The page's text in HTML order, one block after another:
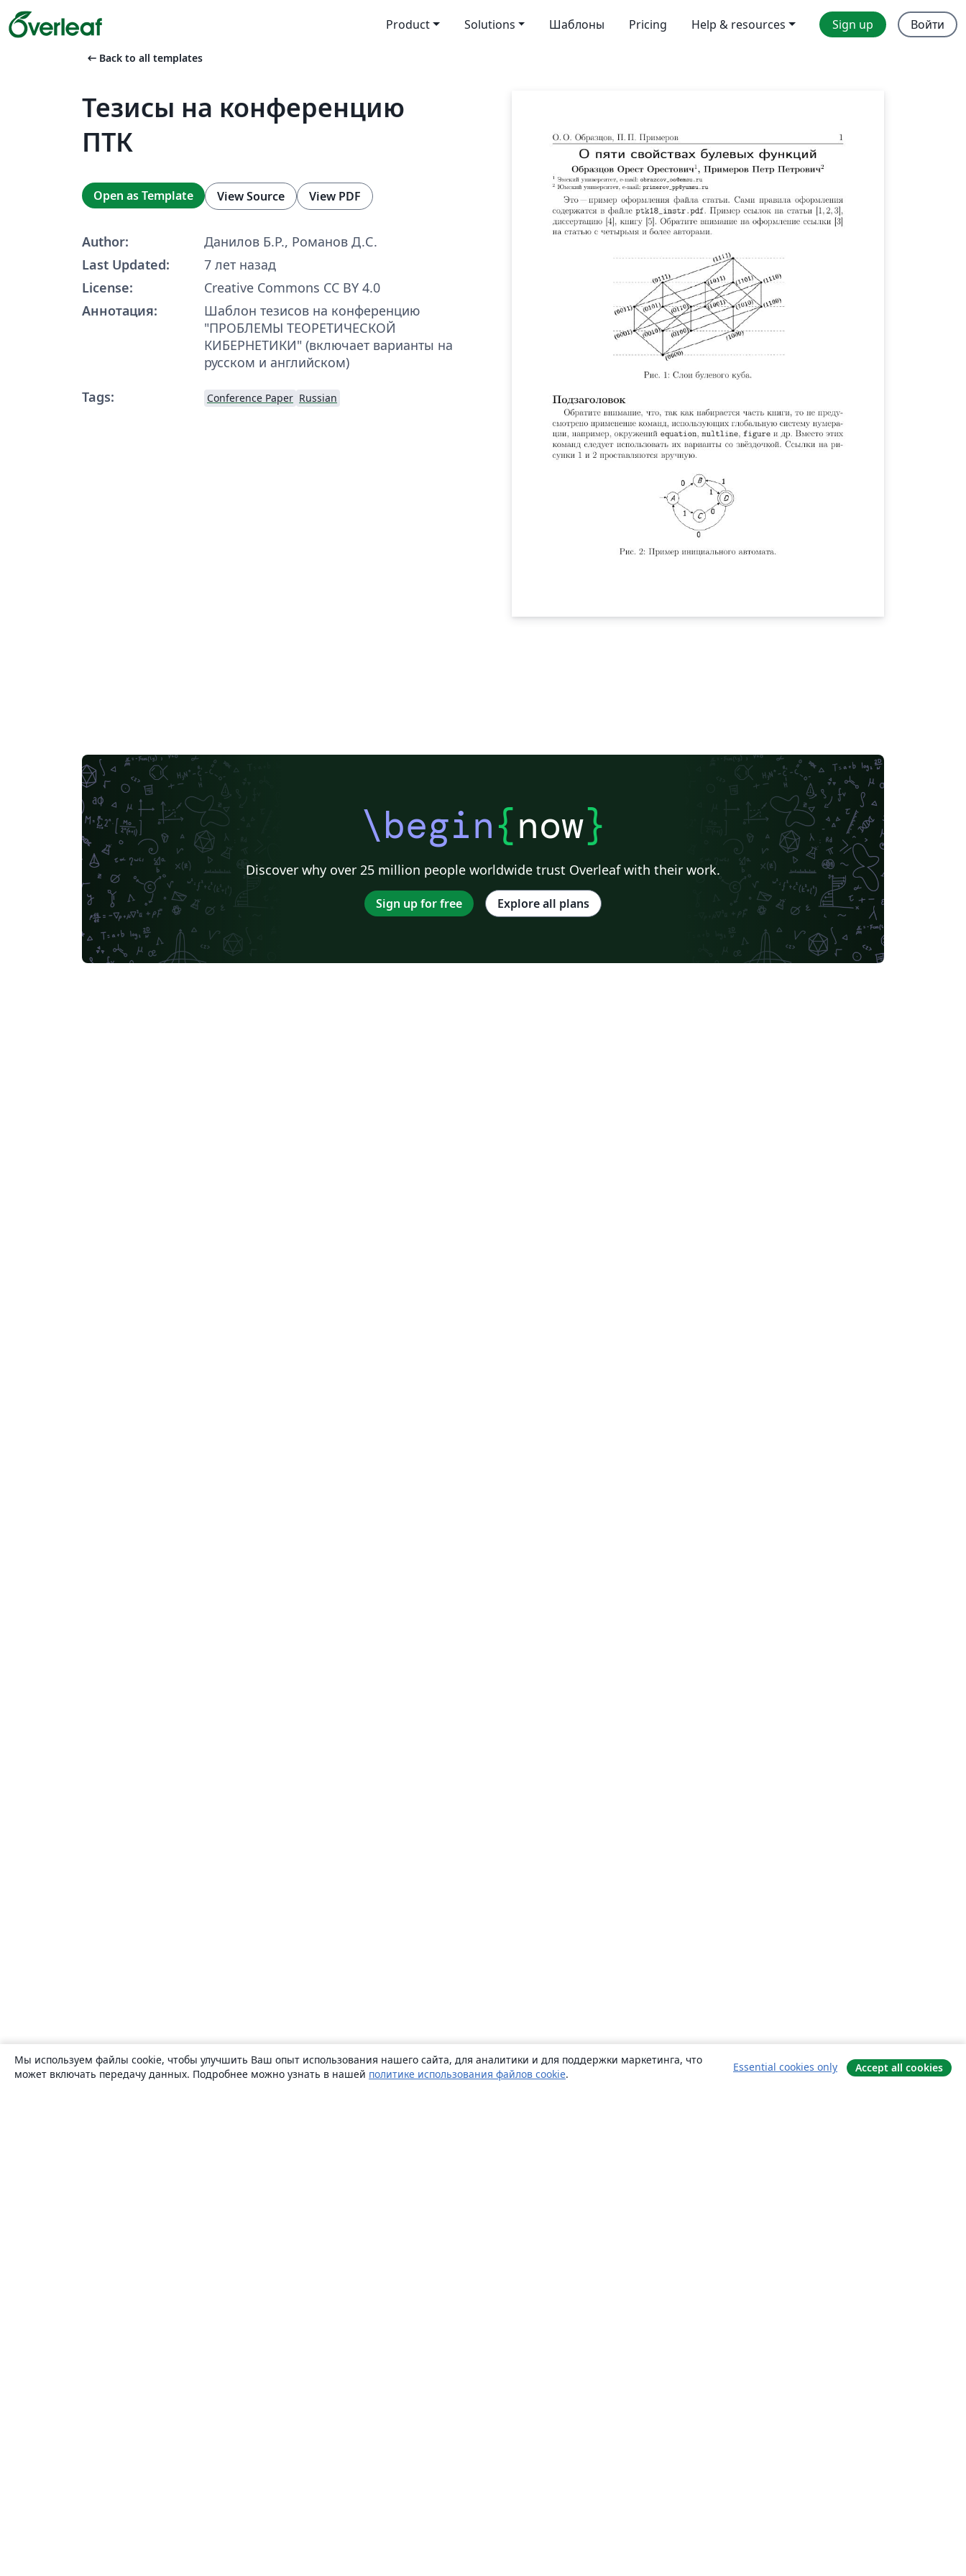
Product Solutions Шаблоны Pricing Help & resources Sign up Войти
arrow_left_alt Back to all templates
Тезисы на конференцию
ПТК
Open as Template View Source View PDF
Author:
Данилов Б.Р., Романов Д.С.
Last Updated:
7 лет назад
License:
Creative Commons CC BY 4.0
Аннотация:
Шаблон тезисов на конференцию
"ПРОБЛЕМЫ ТЕОРЕТИЧЕСКОЙ
КИБЕРНЕТИКИ" (включает варианты на
русском и английском)
Tags:
Conference Paper Russian
\begin{now}
Discover why over 25 million people worldwide trust Overleaf with their work.
Sign up for free Explore all plans
Мы используем файлы cookie, чтобы улучшить Ваш опыт использования нашего сайта, для аналитики и для поддержки маркетинга, что
может включать передачу данных. Подробнее можно узнать в нашей политике использования файлов cookie.
Essential cookies only Accept all cookies